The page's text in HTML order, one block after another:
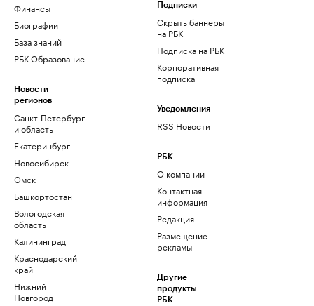
Финансы
Биографии
База знаний
РБК Образование
Новости
регионов
Санкт-Петербург
и область
Екатеринбург
Новосибирск
Омск
Башкортостан
Вологодская
область
Калининград
Краснодарский
край
Нижний
Новгород
Подписки
Скрыть баннеры
на РБК
Подписка на РБК
Корпоративная
подписка
Уведомления
RSS Новости
РБК
О компании
Контактная
информация
Редакция
Размещение
рекламы
Другие
продукты
РБК